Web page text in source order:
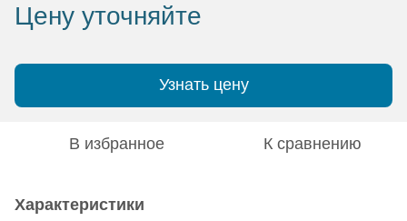
Цену уточняйте
Узнать цену
В избранное К сравнению
Характеристики